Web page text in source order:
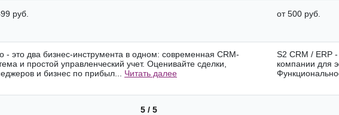
руб. от 500 руб.
- это два бизнес-инструмента в одном: современная CRM-
и простой управленческий учет. Оценивайте сделки,
и бизнес по прибыл... Читать далее
S2 CRM / ERP
компании для
5 / 5